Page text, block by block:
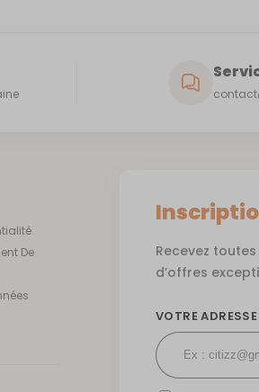
De
Recevez
d’offres
VOTRE